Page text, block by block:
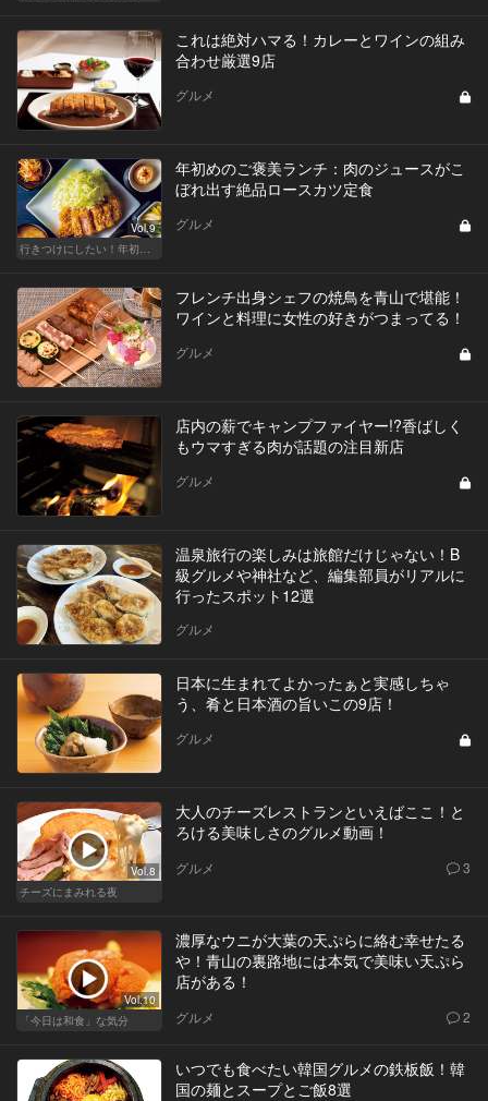
これは絶対ハマる！カレーとワインの組み
合わせ厳選9店
グルメ
Vol.9
行きつけにしたい！年初めのご褒美ランチ
年初めのご褒美ランチ：肉のジュースがこ
ぼれ出す絶品ロースカツ定食
グルメ
フレンチ出身シェフの焼鳥を青山で堪能！
ワインと料理に女性の好きがつまってる！
グルメ
店内の薪でキャンプファイヤー!?香ばしく
もウマすぎる肉が話題の注目新店
グルメ
温泉旅行の楽しみは旅館だけじゃない！B
級グルメや神社など、編集部員がリアルに
行ったスポット12選
グルメ
日本に生まれてよかったぁと実感しちゃ
う、肴と日本酒の旨いこの9店！
グルメ
Vol.8
チーズにまみれる夜
大人のチーズレストランといえばここ！と
ろける美味しさのグルメ動画！
グルメ 3
Vol.10
「今日は和食」な気分
濃厚なウニが大葉の天ぷらに絡む幸せたる
や！青山の裏路地には本気で美味い天ぷら
店がある！
グルメ 2
いつでも食べたい韓国グルメの鉄板飯！韓
国の麺とスープとご飯8選